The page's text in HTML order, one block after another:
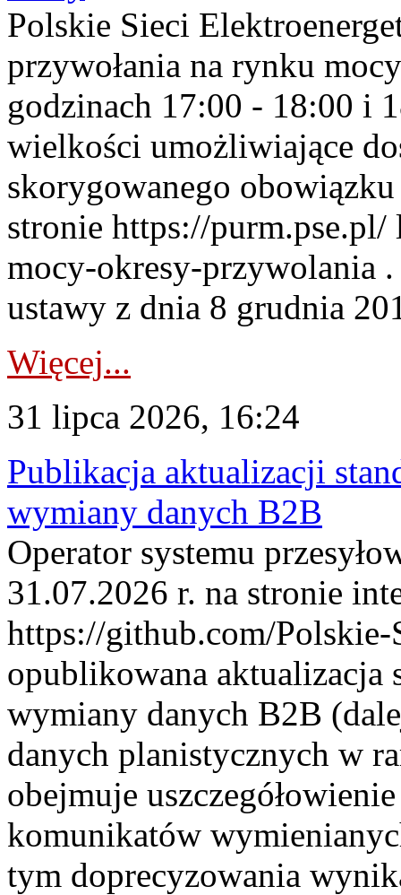
Polskie Sieci
przywołania na rynku
godzinach 17:00 - 18:00 i
wielkości umożliwiające
skorygowanego
stronie https://
mocy-okresy-przywolania
ustawy z dnia 8 grudnia
Więcej...
31 lipca 2026, 16:24
Publikacja aktualizacji
wymiany danych B2B
Operator systemu
31.07.2026 r. na stronie
https://github.com/Polskie-
opublikowana aktualizacja
wymiany danych B2B
danych planistycznych w
obejmuje
komunikatów
tym doprecyzowania